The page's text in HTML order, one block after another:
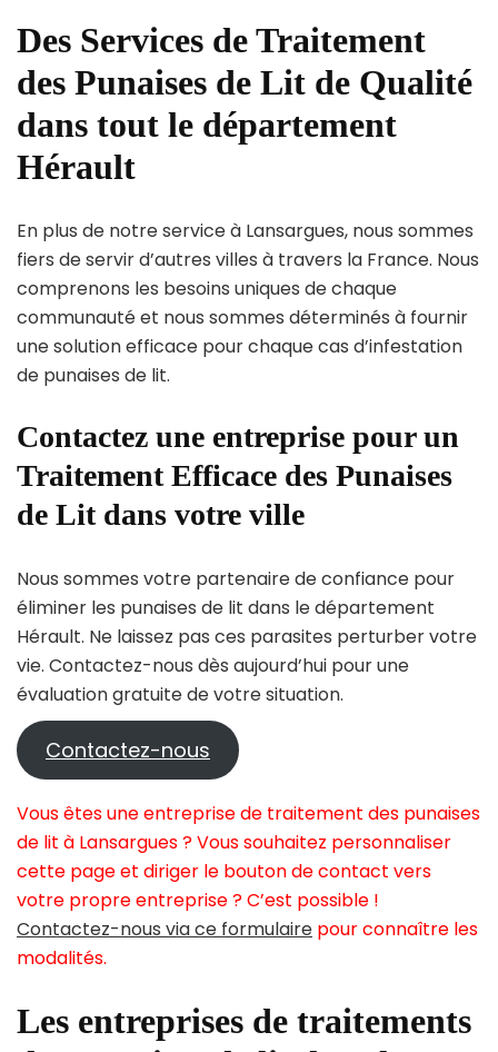
Des Services de Traitement
des Punaises de Lit de Qualité
dans tout le département
Hérault
En plus de notre service à Lansargues, nous sommes
fiers de servir d’autres villes à travers la France. Nous
comprenons les besoins uniques de chaque
communauté et nous sommes déterminés à fournir
une solution efficace pour chaque cas d’infestation
de punaises de lit.
Contactez une entreprise pour un
Traitement Efficace des Punaises
de Lit dans votre ville
Nous sommes votre partenaire de confiance pour
éliminer les punaises de lit dans le département
Hérault. Ne laissez pas ces parasites perturber votre
vie. Contactez-nous dès aujourd’hui pour une
évaluation gratuite de votre situation.
Contactez-nous
Vous êtes une entreprise de traitement des punaises
de lit à Lansargues ? Vous souhaitez personnaliser
cette page et diriger le bouton de contact vers
votre propre entreprise ? C’est possible !
Contactez-nous via ce formulaire pour connaître les
modalités.
Les entreprises de traitements